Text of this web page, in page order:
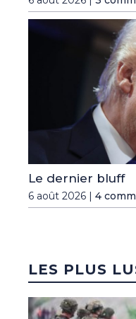
Le dernier bluff
6 août 2026 | 4
LES PLUS